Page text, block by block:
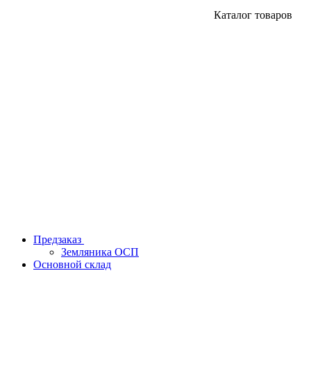
Каталог товаров
Предзаказ
Земляника ОСП
Основной склад